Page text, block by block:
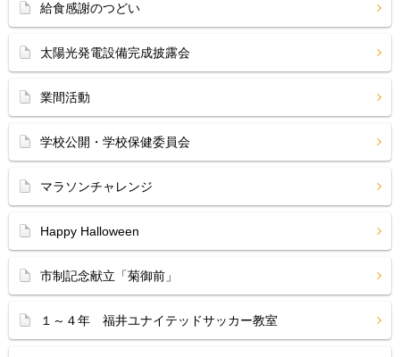
給食感謝のつどい
太陽光発電設備完成披露会
業間活動
学校公開・学校保健委員会
マラソンチャレンジ
Happy Halloween
市制記念献立「菊御前」
１～４年 福井ユナイテッドサッカー教室